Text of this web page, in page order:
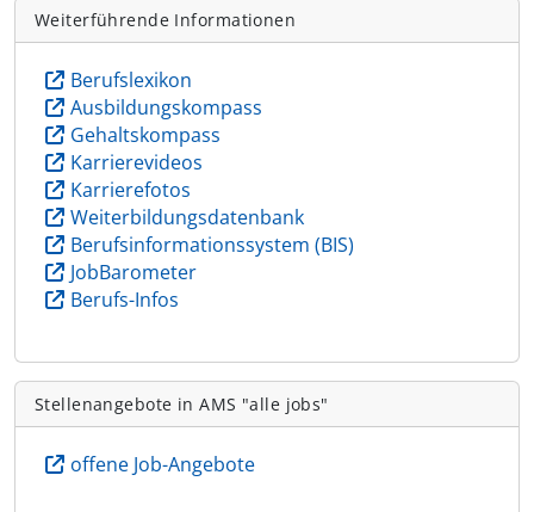
Weiterführende Informationen
Berufslexikon
Ausbildungskompass
Gehaltskompass
Karrierevideos
Karrierefotos
Weiterbildungsdatenbank
Berufsinformationssystem (BIS)
JobBarometer
Berufs-Infos
Stellenangebote in AMS "alle jobs"
offene Job-Angebote